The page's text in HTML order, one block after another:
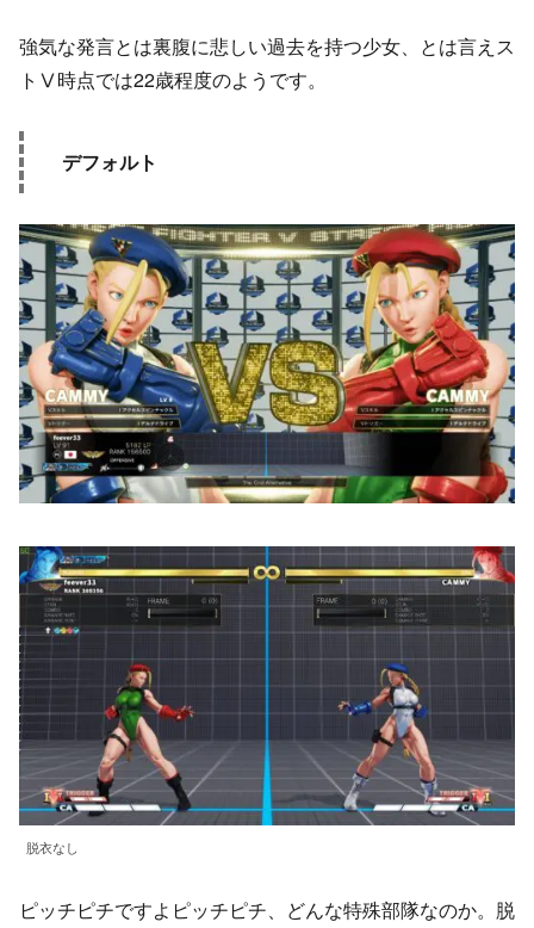
強気な発言とは裏腹に悲しい過去を持つ少女、とは言えス
トⅤ時点では22歳程度のようです。
デフォルト
脱衣なし
ピッチピチですよピッチピチ、どんな特殊部隊なのか。脱